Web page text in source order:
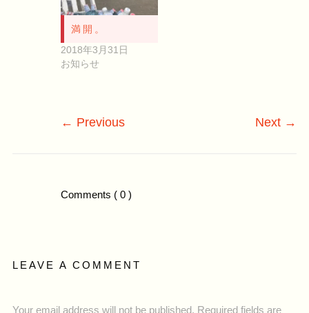
満開。
2018年3月31日
お知らせ
← Previous Next →
Comments ( 0 )
LEAVE A COMMENT
Your email address will not be published. Required fields are